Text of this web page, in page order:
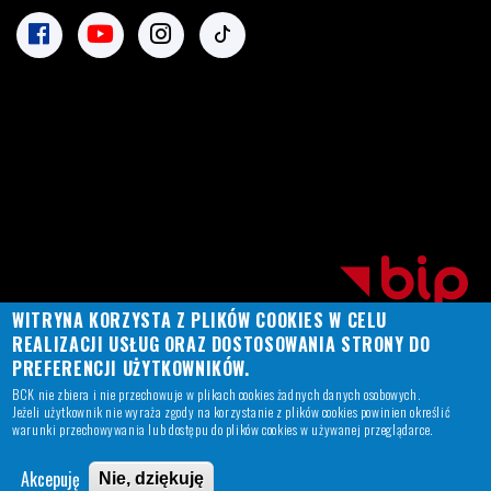
© Copyright BCK2026. All Rights Reserved.
WITRYNA KORZYSTA Z PLIKÓW COOKIES W CELU
REALIZACJI USŁUG ORAZ DOSTOSOWANIA STRONY DO
PREFERENCJI UŻYTKOWNIKÓW.
BCK nie zbiera i nie przechowuje w plikach cookies żadnych danych osobowych.
Jeżeli użytkownik nie wyraża zgody na korzystanie z plików cookies powinien określić
warunki przechowywania lub dostępu do plików cookies w używanej przeglądarce.
Akcepuję Nie, dziękuję